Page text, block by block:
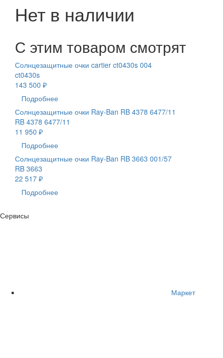
Нет в наличии
С этим товаром смотрят
Солнцезащитные очки cartier ct0430s 004
ct0430s
143 500 ₽
Подробнее
Солнцезащитные очки Ray-Ban RB 4378 6477/11
RB 4378 6477/11
11 950 ₽
Подробнее
Солнцезащитные очки Ray-Ban RB 3663 001/57
RB 3663
22 517 ₽
Подробнее
Сервисы
Маркет